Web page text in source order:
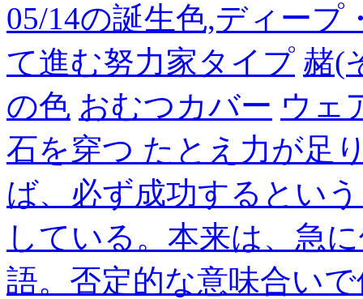
05/14の誕生色,ディー
て進む努力家タイプ 赭(
の色 おむつカバー ウェ
石を穿つ たとえ力が足
ば、必ず成功するとい
している。本来は、急
語。否定的な意味合い